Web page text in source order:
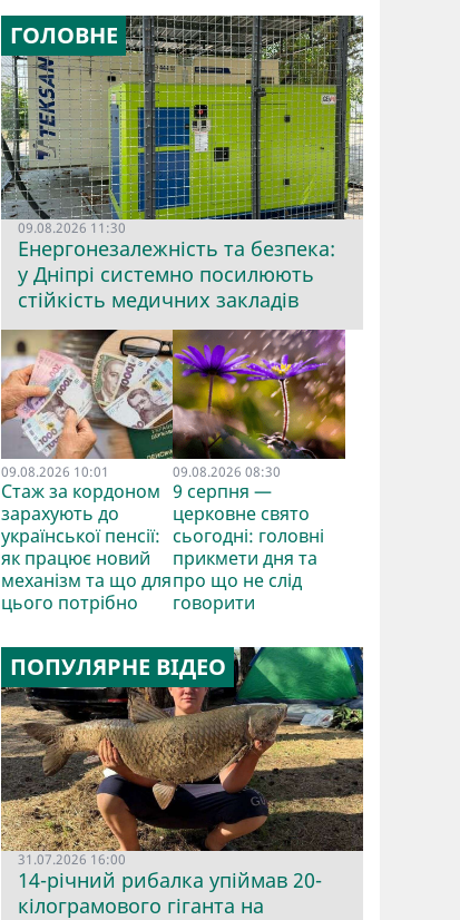
ГОЛОВНЕ
09.08.2026 11:30
Енергонезалежність та безпека:
у Дніпрі системно посилюють
стійкість медичних закладів
09.08.2026 10:01
Стаж за кордоном
зарахують до
української пенсії:
як працює новий
механізм та що для
цього потрібно
09.08.2026 08:30
9 серпня —
церковне свято
сьогодні: головні
прикмети дня та
про що не слід
говорити
ПОПУЛЯРНЕ ВІДЕО
31.07.2026 16:00
14-річний рибалка упіймав 20-
кілограмового гіганта на